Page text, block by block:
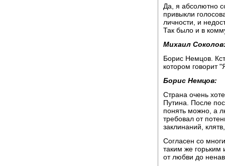
Да, я абсолютно
привыкли
личности, и
Так было и в
Михаил
Борис Немцов.
котором говорит
Борис Немцов:
Страна очень
Путина. После
понять можно, а
требовал от
заклинаний,
Согласен со
таким же горьким
от любви до